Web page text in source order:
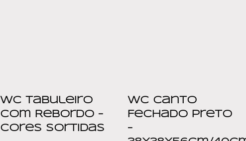
WC Tabuleiro
com Rebordo –
Cores Sortidas
WC Canto
Fechado Preto
–